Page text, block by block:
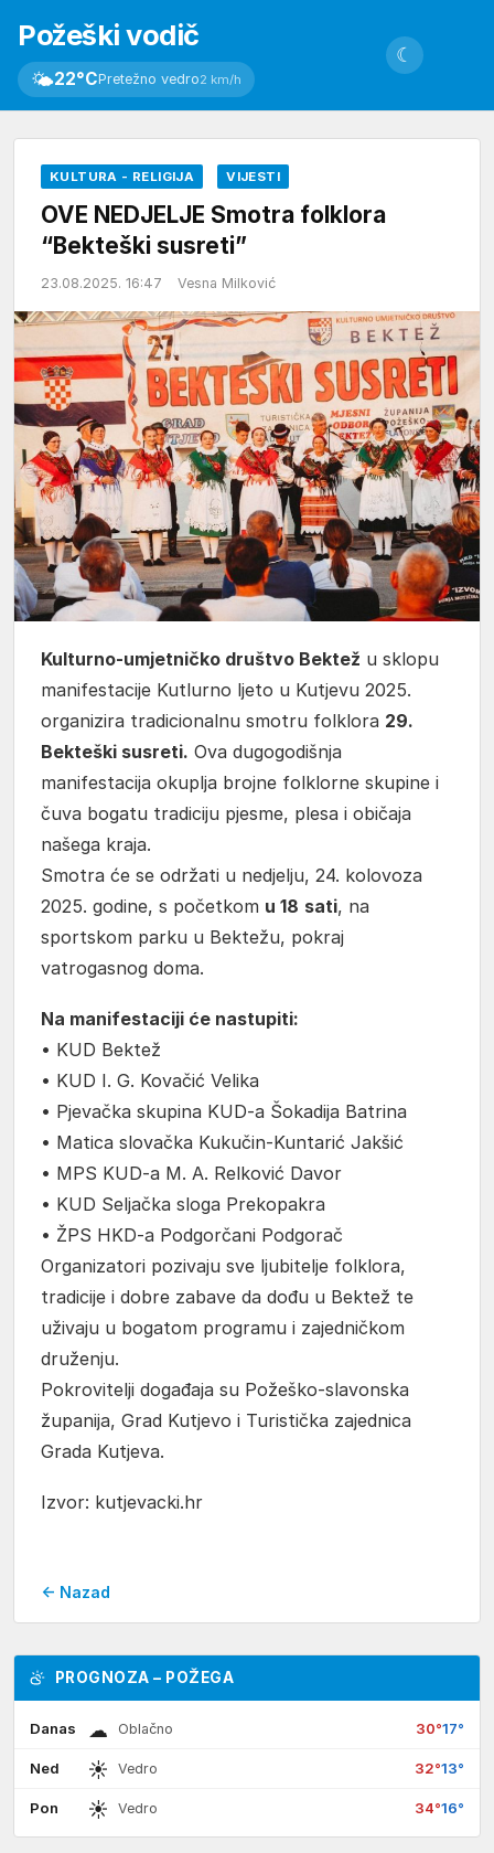
Požeški vodič
🌤22°CPretežno vedro2 km/h
☾
KULTURA - RELIGIJA VIJESTI
OVE NEDJELJE Smotra folklora
“Bekteški susreti”
23.08.2025. 16:47 Vesna Milković
Kulturno-umjetničko društvo Bektež u sklopu
manifestacije Kutlurno ljeto u Kutjevu 2025.
organizira tradicionalnu smotru folklora 29.
Bekteški susreti. Ova dugogodišnja
manifestacija okuplja brojne folklorne skupine i
čuva bogatu tradiciju pjesme, plesa i običaja
našega kraja.
Smotra će se održati u nedjelju, 24. kolovoza
2025. godine, s početkom u 18 sati, na
sportskom parku u Bektežu, pokraj
vatrogasnog doma.
Na manifestaciji će nastupiti:
• KUD Bektež
• KUD I. G. Kovačić Velika
• Pjevačka skupina KUD-a Šokadija Batrina
• Matica slovačka Kukučin-Kuntarić Jakšić
• MPS KUD-a M. A. Relković Davor
• KUD Seljačka sloga Prekopakra
• ŽPS HKD-a Podgorčani Podgorač
Organizatori pozivaju sve ljubitelje folklora,
tradicije i dobre zabave da dođu u Bektež te
uživaju u bogatom programu i zajedničkom
druženju.
Pokrovitelji događaja su Požeško-slavonska
županija, Grad Kutjevo i Turistička zajednica
Grada Kutjeva.
Izvor: kutjevacki.hr
← Nazad
PROGNOZA – POŽEGA
Danas ☁ Oblačno 30°17°
Ned ☀ Vedro 32°13°
Pon ☀ Vedro 34°16°